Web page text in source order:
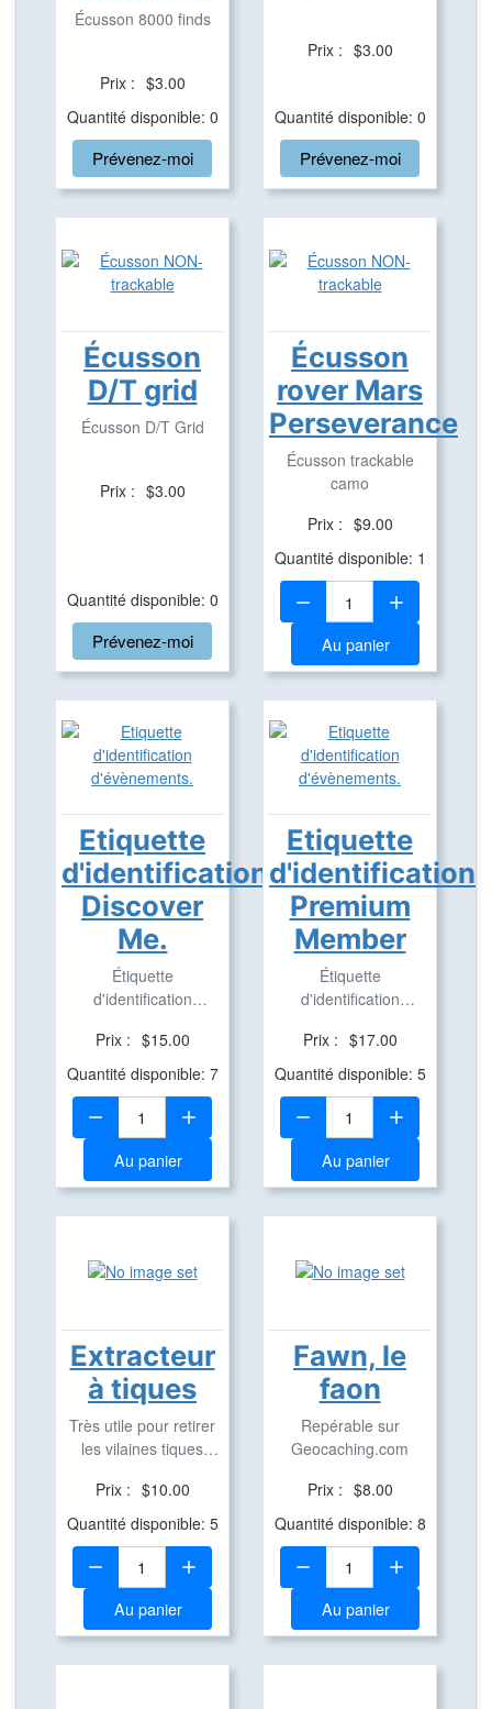
Écusson 8000 finds
Prix : $3.00
Quantité disponible: 0
Prévenez-moi
Prix : $3.00
Quantité disponible: 0
Prévenez-moi
Écusson
D/T grid
Écusson D/T Grid
Prix : $3.00
Quantité disponible: 0
Prévenez-moi
Écusson
rover Mars
Perseverance
Écusson trackable
camo
Prix : $9.00
Quantité disponible: 1
Quantité:
Au panier
Etiquette
d'identification
Discover
Me.
Étiquette
d'identification
trackable.
Prix : $15.00
Quantité disponible: 7
Quantité:
Au panier
Etiquette
d'identification
Premium
Member
Étiquette
d'identification
trackable.
Prix : $17.00
Quantité disponible: 5
Quantité:
Au panier
Extracteur
à tiques
Très utile pour retirer
les vilaines tiques
Prix : $10.00
Quantité disponible: 5
Quantité:
Au panier
Fawn, le
faon
Repérable sur
Geocaching.com
Prix : $8.00
Quantité disponible: 8
Quantité:
Au panier